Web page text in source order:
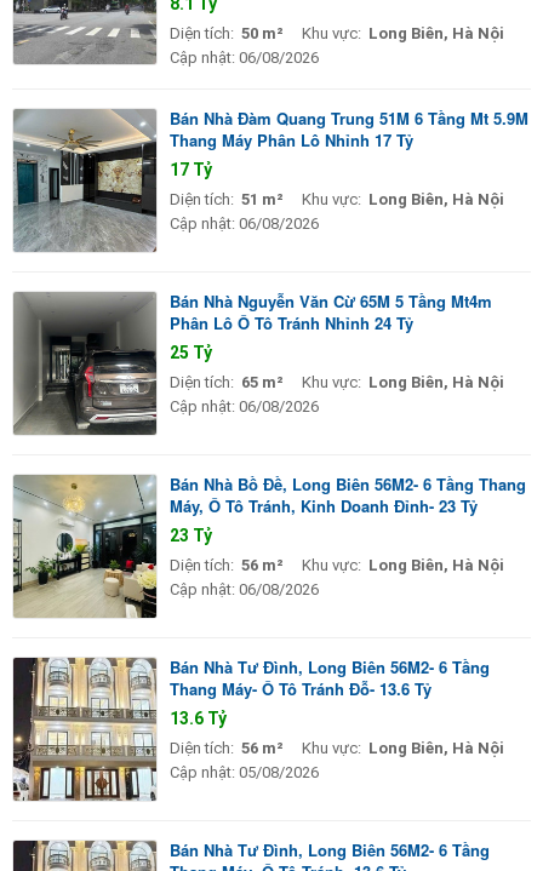
Diện tích: 50 m² Khu vực: Long Biên, Hà Nội
Cập nhật: 06/08/2026
Bán Nhà Đàm Quang Trung 51M 6 Tầng Mt 5.9M
Thang Máy Phân Lô Nhỉnh 17 Tỷ
17 Tỷ
Diện tích: 51 m² Khu vực: Long Biên, Hà Nội
Cập nhật: 06/08/2026
Bán Nhà Nguyễn Văn Cừ 65M 5 Tầng Mt4m
Phân Lô Ô Tô Tránh Nhỉnh 24 Tỷ
25 Tỷ
Diện tích: 65 m² Khu vực: Long Biên, Hà Nội
Cập nhật: 06/08/2026
Bán Nhà Bồ Đề, Long Biên 56M2- 6 Tầng Thang
Máy, Ô Tô Tránh, Kinh Doanh Đỉnh- 23 Tỷ
23 Tỷ
Diện tích: 56 m² Khu vực: Long Biên, Hà Nội
Cập nhật: 06/08/2026
Bán Nhà Tư Đình, Long Biên 56M2- 6 Tầng
Thang Máy- Ô Tô Tránh Đỗ- 13.6 Tỷ
13.6 Tỷ
Diện tích: 56 m² Khu vực: Long Biên, Hà Nội
Cập nhật: 05/08/2026
Bán Nhà Tư Đình, Long Biên 56M2- 6 Tầng